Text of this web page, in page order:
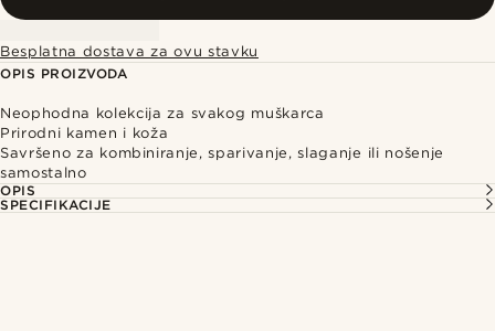
Besplatna dostava za ovu stavku
OPIS PROIZVODA
Neophodna kolekcija za svakog muškarca
Prirodni kamen i koža
Savršeno za kombiniranje, sparivanje, slaganje ili nošenje
samostalno
OPIS
SPECIFIKACIJE